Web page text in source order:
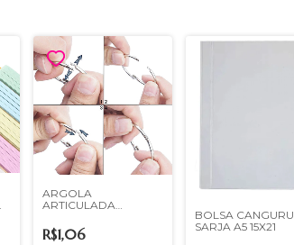
ARGOLA
ARTICULADA
UNIDADE
R$1,06
BOLSA CANGURU
SARJA A5 15X21